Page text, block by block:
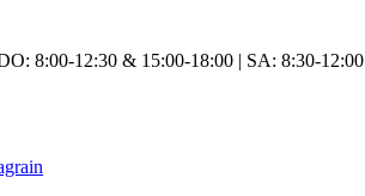
8:00-12:30 & 15:00-18:00 | SA: 8:30-12:00